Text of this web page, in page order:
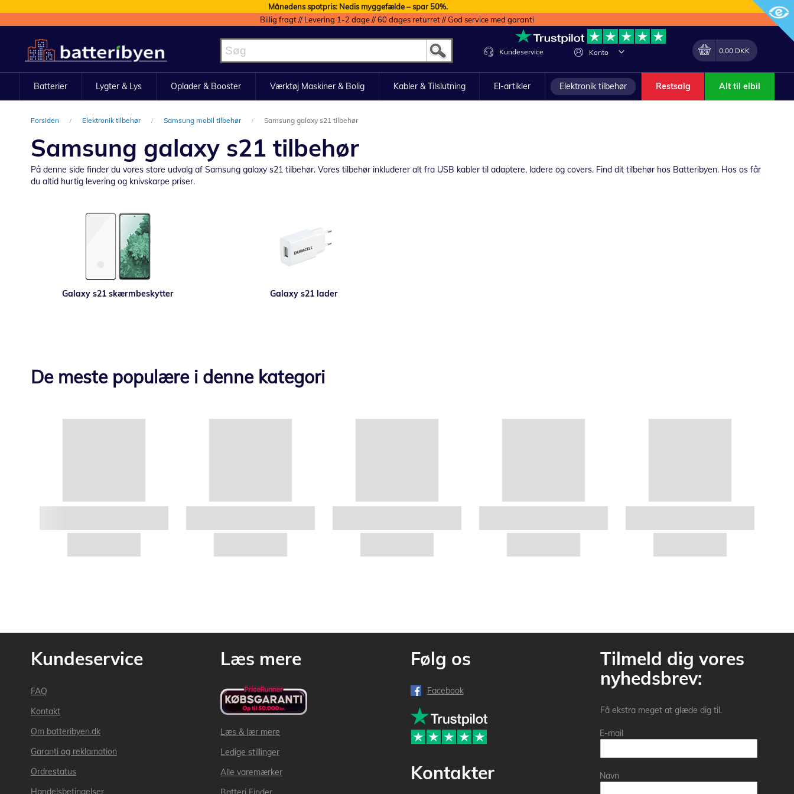
Månedens spotpris: Nedis myggefælde – spar 50%.
Billig fragt // Levering 1-2 dage // 60 dages returret // God service med garanti
to
Content
Konto
Lave
Min indkøbskurv
0,00 DKK
Kundeservice
Batterier Lygter & Lys Oplader & Booster Værktøj Maskiner & Bolig Kabler & Tilslutning El-artikler Elektronik tilbehør Restsalg Alt til elbil
Forsiden Elektronik tilbehør Samsung mobil tilbehør Samsung galaxy s21 tilbehør
Samsung galaxy s21 tilbehør
På denne side finder du vores store udvalg af Samsung galaxy s21 tilbehør. Vores tilbehør inkluderer alt fra USB kabler til adaptere, ladere og covers. Find dit tilbehør hos Batteribyen. Hos os får
du altid hurtig levering og knivskarpe priser.
Galaxy s21 skærmbeskytter Galaxy s21 lader
De meste populære i denne kategori
Kundeservice
FAQ
Kontakt
Om batteribyen.dk
Garanti og reklamation
Ordrestatus
Handelsbetingelser
Læs mere
Læs & lær mere
Ledige stillinger
Alle varemærker
Følg os
Facebook
Kontakter
Tilmeld dig vores
nyhedsbrev:
Få ekstra meget at glæde dig til.
E-mail
Navn